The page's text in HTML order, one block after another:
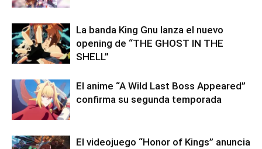
La banda King Gnu lanza el nuevo
opening de “THE GHOST IN THE
SHELL”
El anime “A Wild Last Boss Appeared”
confirma su segunda temporada
El videojuego “Honor of Kings” anuncia